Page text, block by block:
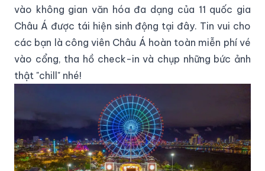
vào không gian văn hóa đa dạng của 11 quốc gia
Châu Á được tái hiện sinh động tại đây. Tin vui cho
các bạn là công viên Châu Á hoàn toàn miễn phí vé
vào cổng, tha hồ check-in và chụp những bức ảnh
thật "chill" nhé!